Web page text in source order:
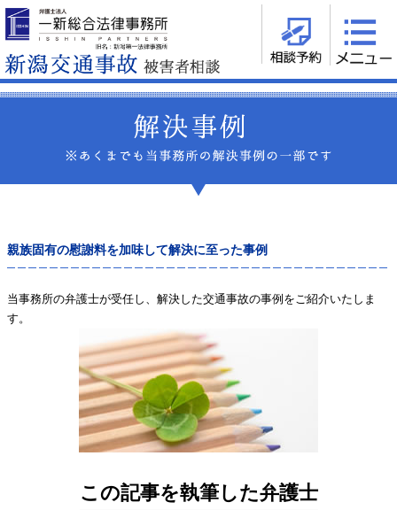
親族固有の慰謝料を加味して解決に至った事例
当事務所の弁護士が受任し、解決した交通事故の事例をご紹介いたしま
す。
この記事を執筆した弁護士